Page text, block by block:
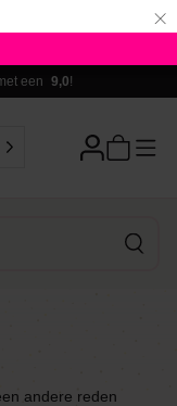
×
een 9,0!
andere reden